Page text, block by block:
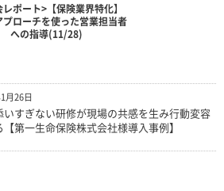
ポート>【保険業界特化】
プローチを使った営業担当者
への指導(11/28)
月26日
いすぎない研修が現場の共感を生み行動変容
【第一生命保険株式会社様導入事例】